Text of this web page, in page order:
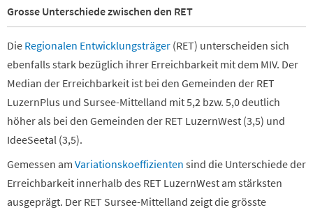
Grosse Unterschiede zwischen den RET
Die Regionalen Entwicklungsträger (RET) unterscheiden sich
ebenfalls stark bezüglich ihrer Erreichbarkeit mit dem MIV. Der
Median der Erreichbarkeit ist bei den Gemeinden der RET
LuzernPlus und Sursee-Mittelland mit 5,2 bzw. 5,0 deutlich
höher als bei den Gemeinden der RET LuzernWest (3,5) und
IdeeSeetal (3,5).
Gemessen am Variationskoeffizienten sind die Unterschiede der
Erreichbarkeit innerhalb des RET LuzernWest am stärksten
ausgeprägt. Der RET Sursee-Mittelland zeigt die grösste